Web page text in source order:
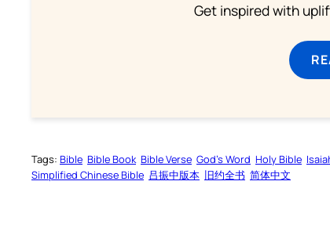
Get inspired with
Tags: Bible Bible Book Bible Verse God’s Word Holy Bible
Simplified Chinese Bible 吕振中版本 旧约全书 简体中文